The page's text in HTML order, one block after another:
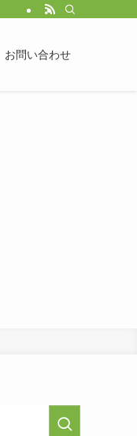
お問い合わせ